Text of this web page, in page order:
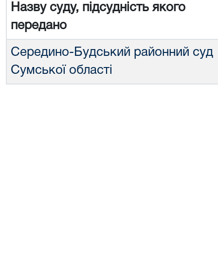
Назву суду, підсудність якого
передано
Середино-Будський районний суд
Сумської області